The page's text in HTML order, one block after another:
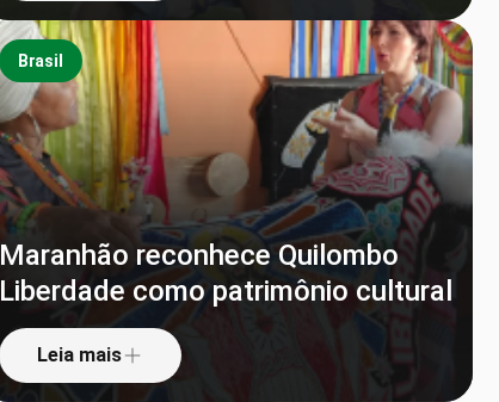
Brasil
Maranhão reconhece Quilombo
Liberdade como patrimônio cultural
Leia mais